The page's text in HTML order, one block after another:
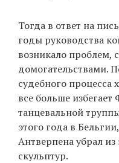
Тогда в ответ на
годы руководства
возникало проблем,
домогательствами.
судебного процесса
все больше
танцевальной
этого года в
Антверпена убрал
скульптур.